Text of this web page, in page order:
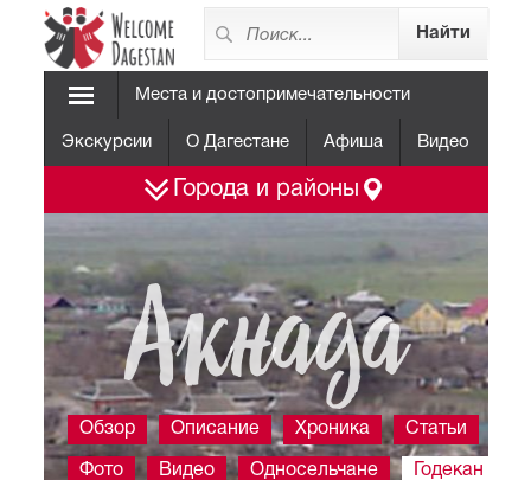
Места и достопримечательности
Экскурсии О Дагестане Афиша Видео
Города и районы
Акнада
Обзор Описание Хроника Статьи
Фото Видео Односельчане Годекан